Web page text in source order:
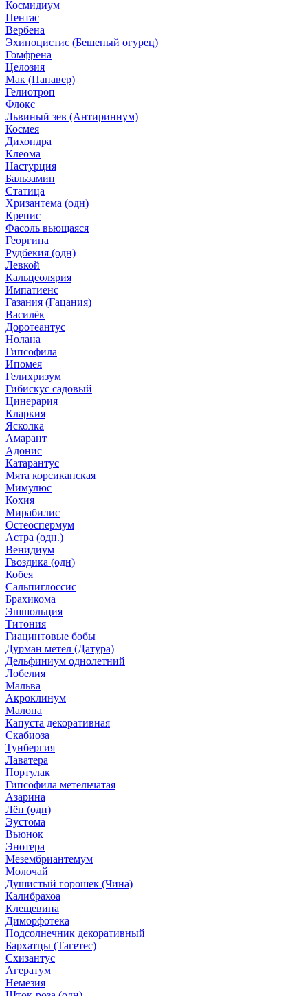
Космидиум
Пентас
Вербена
Эхиноцистис (Бешеный огурец)
Гомфрена
Целозия
Мак (Папавер)
Гелиотроп
Флокс
Львиный зев (Антириннум)
Космея
Дихондра
Клеома
Настурция
Бальзамин
Статица
Хризантема (одн)
Крепис
Фасоль вьющаяся
Георгина
Рудбекия (одн)
Левкой
Кальцеолярия
Импатиенс
Газания (Гацания)
Василёк
Доротеантус
Нолана
Гипсофила
Ипомея
Гелихризум
Гибискус садовый
Цинерария
Кларкия
Ясколка
Амарант
Адонис
Катарантус
Мята корсиканская
Мимулюс
Кохия
Мирабилис
Остеоспермум
Астра (одн.)
Венидиум
Гвоздика (одн)
Кобея
Сальпиглоссис
Брахикома
Эшшольция
Титония
Гиацинтовые бобы
Дурман метел (Датура)
Дельфиниум однолетний
Лобелия
Мальва
Акроклинум
Малопа
Капуста декоративная
Скабиоза
Тунбергия
Лаватера
Портулак
Гипсофила метельчатая
Азарина
Лён (одн)
Эустома
Вьюнок
Энотера
Мезембриантемум
Молочай
Душистый горошек (Чина)
Калибрахоа
Клещевина
Диморфотека
Подсолнечник декоративный
Бархатцы (Тагетес)
Схизантус
Агератум
Немезия